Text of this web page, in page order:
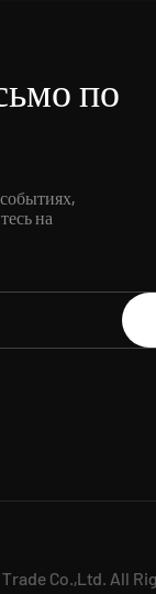
по
на
Co.,Ltd. All